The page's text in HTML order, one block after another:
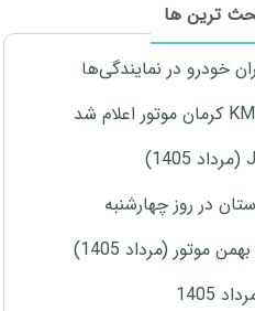
ترین ها
(مرداد 1405)